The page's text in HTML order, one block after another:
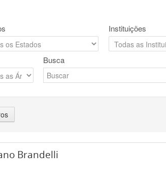
Instituições
Busca
Brandelli